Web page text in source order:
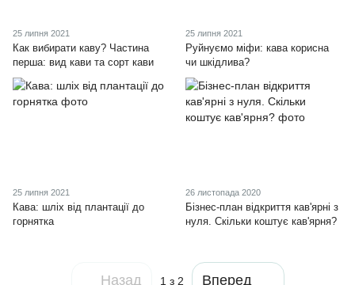
25 липня 2021
Как вибирати каву? Частина
перша: вид кави та сорт кави
25 липня 2021
Руйнуємо міфи: кава корисна
чи шкідлива?
25 липня 2021
Кава: шліх від плантації до
горнятка
26 листопада 2020
Бізнес-план відкриття кав'ярні з
нуля. Скільки коштує кав'ярня?
Назад 1 з 2 Вперед